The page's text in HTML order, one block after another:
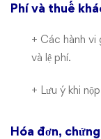
Phí và thuế
+ Các hành vi
và lệ phí.
+ Lưu ý khi
Hóa đơn,